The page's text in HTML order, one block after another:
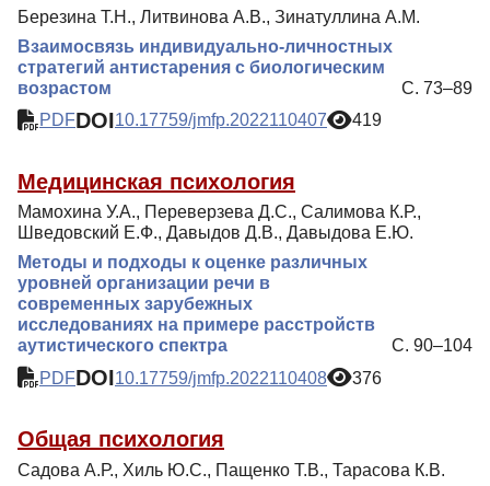
Березина Т.Н., Литвинова А.В., Зинатуллина А.М.
Взаимосвязь индивидуально-личностных
стратегий антистарения с биологическим
возрастом
С. 73–89
PDFDOI10.17759/jmfp.2022110407 419
Медицинская психология
Мамохина У.А., Переверзева Д.С., Салимова К.Р.,
Шведовский Е.Ф., Давыдов Д.В., Давыдова Е.Ю.
Методы и подходы к оценке различных
уровней организации речи в
современных зарубежных
исследованиях на примере расстройств
аутистического спектра
С. 90–104
PDFDOI10.17759/jmfp.2022110408 376
Общая психология
Садова А.Р., Хиль Ю.С., Пащенко Т.В., Тарасова К.В.